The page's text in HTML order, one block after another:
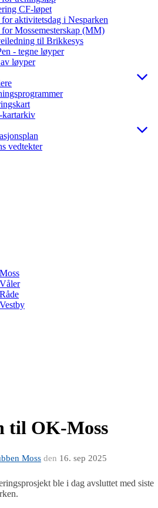
CF-løpet
aktivitetsdag i Nesparken
Mossemesterskap (MM)
til Brikkesys
- tegne løyper
løyper
vedtekter
til OK-Moss
Moss den 16. sep 2025
ble i dag avsluttet med siste